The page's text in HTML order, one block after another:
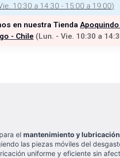
10:30 a 14:30 - 15:00 a 19:00)
en nuestra Tienda
- Chile (Lun. - Vie. 10:30 a
el mantenimiento y
las piezas móviles del
uniforme y eficiente sin